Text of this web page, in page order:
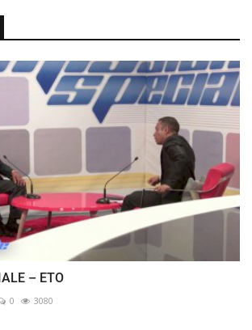
– ETO
0 3080